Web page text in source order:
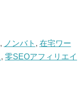
, ノンバト , 在宅ワー
, 零SEOアフィリエイ